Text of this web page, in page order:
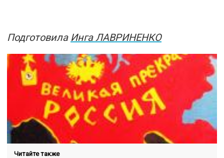
Подготовила Инга ЛАВРИНЕНКО
Читайте также